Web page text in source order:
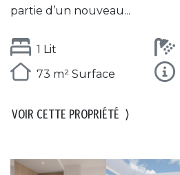
partie d’un nouveau...
1 Lit
73 m² Surface
VOIR CETTE PROPRIÉTÉ ⟩